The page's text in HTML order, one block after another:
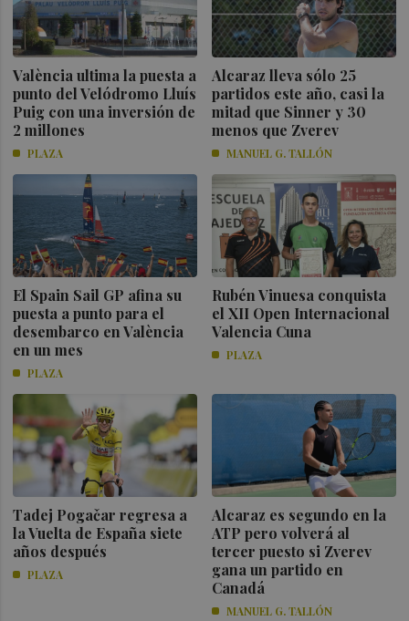
València ultima la puesta a
punto del Velódromo Lluís
Puig con una inversión de
2 millones
PLAZA
Alcaraz lleva sólo 25
partidos este año, casi la
mitad que Sinner y 30
menos que Zverev
MANUEL G. TALLÓN
El Spain Sail GP afina su
puesta a punto para el
desembarco en València
en un mes
PLAZA
Rubén Vinuesa conquista
el XII Open Internacional
Valencia Cuna
PLAZA
Tadej Pogačar regresa a
la Vuelta de España siete
años después
PLAZA
Alcaraz es segundo en la
ATP pero volverá al
tercer puesto si Zverev
gana un partido en
Canadá
MANUEL G. TALLÓN